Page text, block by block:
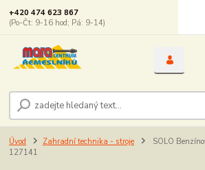
+420 474 623 867
(Po-Čt: 9-16 hod; Pá: 9-14)
Úvod Zahradní technika - stroje
SOLO
127141